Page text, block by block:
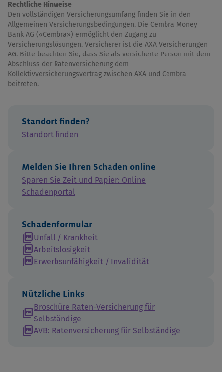
Rechtliche Hinweise
Den vollständigen Versicherungsumfang finden Sie in den
Allgemeinen Versicherungsbedingungen. Die Cembra Money
Bank AG («Cembra») ermöglicht den Zugang zu
Versicherungslösungen. Versicherer ist die AXA Versicherungen
AG. Bitte beachten Sie, dass Sie als versicherte Person mit dem
Abschluss der Ratenversicherung dem
Kollektivversicherungsvertrag zwischen AXA und Cembra
beitreten.
Standort finden?
Standort finden
Melden Sie Ihren Schaden online
Sparen Sie Zeit und Papier: Online
Schadenportal
Schadenformular
picture_as_pdfUnfall / Krankheit
picture_as_pdfArbeitslosigkeit
picture_as_pdfErwerbsunfähigkeit / Invalidität
Nützliche Links
picture_as_pdfBroschüre Raten-Versicherung für
Selbständige
picture_as_pdfAVB: Ratenversicherung für Selbständige